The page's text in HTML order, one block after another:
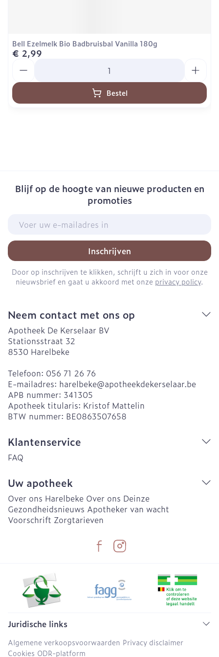
Bell Ezelmelk Bio Badbruisbal Vanilla 180g
€ 2,99
Bestel
Blijf op de hoogte van nieuwe producten en
promoties
Inschrijven
Door op inschrijven te klikken, schrijft u zich in voor onze
nieuwsbrief en gaat u akkoord met onze privacy policy.
Neem contact met ons op
Apotheek De Kerselaar BV
Stationsstraat 32
8530 Harelbeke
Telefoon: 056 71 26 76
E-mailadres: harelbeke@apotheekdekerselaar.be
APB nummer: 341305
Apotheek titularis: Kristof Mattelin
BTW nummer: BE0863507658
Klantenservice
FAQ
Uw apotheek
Over ons Harelbeke Over ons Deinze
Gezondheidsnieuws Apotheker van wacht
Voorschrift Zorgtarieven
Juridische links
Algemene verkoopsvoorwaarden Privacy disclaimer
Cookies ODR-platform